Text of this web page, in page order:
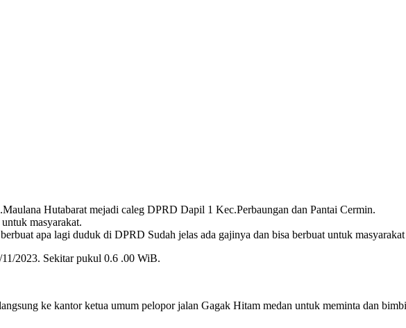
Hutabarat mejadi caleg DPRD Dapil 1 Kec.Perbaungan dan Pantai Cermin.
masyarakat.
apa lagi duduk di DPRD Sudah jelas ada gajinya dan bisa berbuat untuk
2023. Sekitar pukul 0.6 .00 WiB.
ke kantor ketua umum pelopor jalan Gagak Hitam medan untuk meminta dan